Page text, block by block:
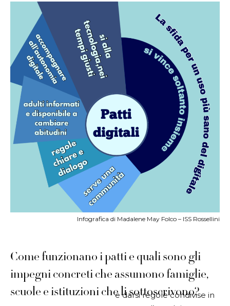
Infografica di Madalene May Folco – ISS Rossellini
Come funzionano i patti e quali sono gli
impegni concreti che assumono famiglie,
scuole e istituzioni che li sottoscrivono?
e darsi regole condivise in